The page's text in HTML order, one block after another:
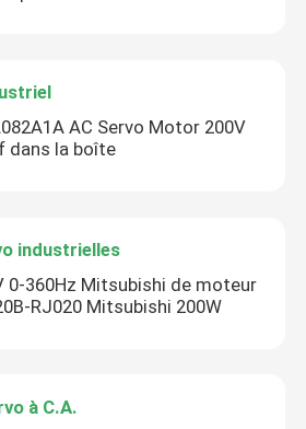
AC Servo Motor 200V
dans la boîte
industrielles
0-360Hz Mitsubishi de moteur
RJ020 Mitsubishi 200W
à C.A.